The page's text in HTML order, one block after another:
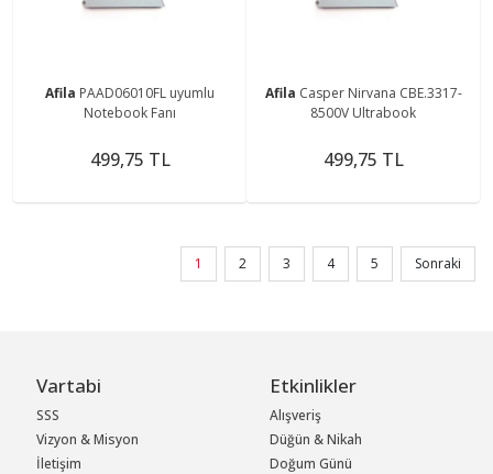
Afila PAAD06010FL uyumlu
Notebook Fanı
499,75 TL
Afila Casper Nirvana CBE.3317-
8500V Ultrabook
499,75 TL
1 2 3 4 5 Sonraki
Vartabi
SSS
Vizyon & Misyon
İletişim
Etkinlikler
Alışveriş
Düğün & Nikah
Doğum Günü